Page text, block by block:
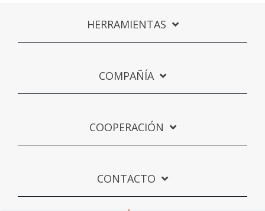
HERRAMIENTAS
COMPAÑÍA
COOPERACIÓN
CONTACTO